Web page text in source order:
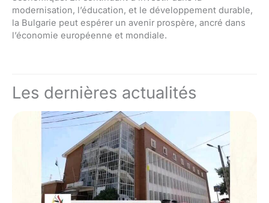
modernisation, l’éducation, et le développement durable,
la Bulgarie peut espérer un avenir prospère, ancré dans
l’économie européenne et mondiale.
Les dernières actualités